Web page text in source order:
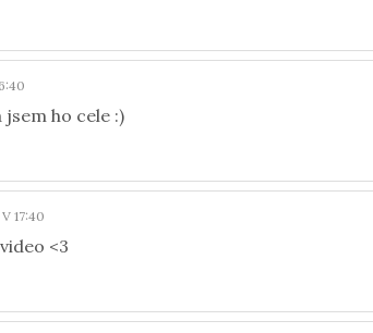
jsem ho cele :)
17:40
<3